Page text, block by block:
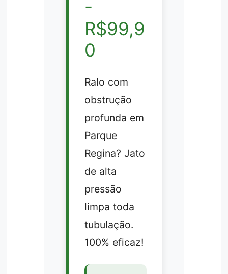
-
R$99,9
0
Ralo com
obstrução
profunda em
Parque
Regina? Jato
de alta
pressão
limpa toda
tubulação.
100% eficaz!